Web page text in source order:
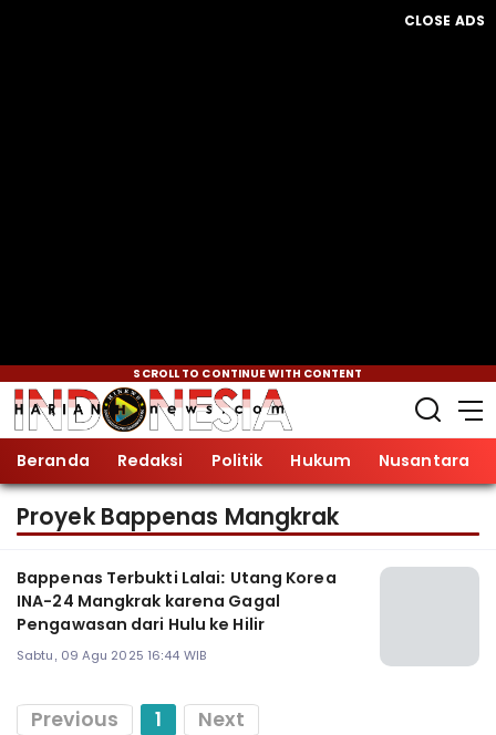
CLOSE ADS
SCROLL TO CONTINUE WITH CONTENT
Beranda Redaksi Politik Hukum Nusantara
Proyek Bappenas Mangkrak
Bappenas Terbukti Lalai: Utang Korea
INA-24 Mangkrak karena Gagal
Pengawasan dari Hulu ke Hilir
Sabtu, 09 Agu 2025 16:44 WIB
Previous 1 Next